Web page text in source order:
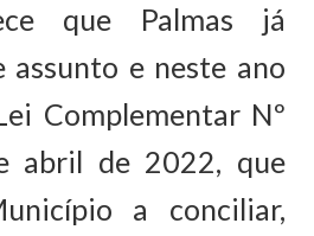
que Palmas já
assunto e neste ano
Complementar Nº
abril de 2022, que
a conciliar,